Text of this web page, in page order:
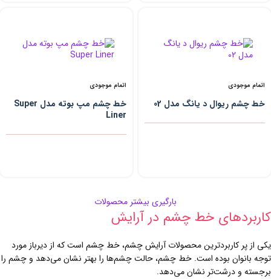
اتمام موجودی
خط چشم ریوال د یانگ مدل 02
اتمام موجودی
خط چشم مپ بوته مدل Super
Liner
بارگیری بیشتر محصولات
کاربردهای خط چشم در آرایش
یکی از پر کاربردترین محصولات آرایش چشم، خط چشم است که از دیرباز مورد
توجه بانوان بوده است. خط چشم، حالت چشم‌ها را بهتر نشان می‌دهد و چشم را
برجسته و درشت‌تر نشان می‌دهد.